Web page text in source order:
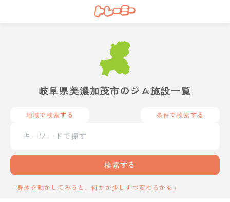
岐阜県美濃加茂市のジム施設一覧
地域で検索する 条件で検索する
検索する
「身体を動かしてみると、何かが少しずつ変わるかも」